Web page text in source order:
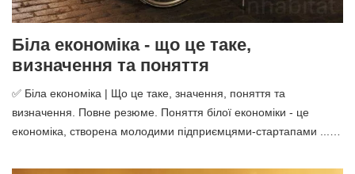
Біла економіка - що це таке,
визначення та поняття
✅ Біла економіка | Що це таке, значення, поняття та
визначення. Повне резюме. Поняття білої економіки - це
економіка, створена молодими підприємцями-стартапами ...…